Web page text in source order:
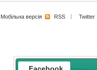
Мобільна версiя
RSS Twitter